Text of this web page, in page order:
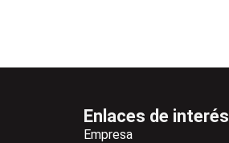
Enlaces de interés
Empresa